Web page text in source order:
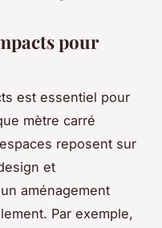
pour
est essentiel pour
mètre carré
reposent sur
et
aménagement
Par exemple,